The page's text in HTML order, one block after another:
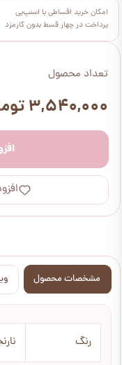
تعداد محصول
۳,۵۴۰,۰۰۰ تومان
امکان خرید اقساطی با اسنپ‌پی
پرداخت در چهار قسط بدون کارمزد
مشخصات محصول
رنگ